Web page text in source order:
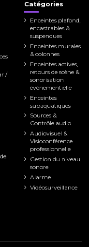
/
Catégories
Enceintes plafond,
encastrables &
suspendues
Enceintes murales
& colonnes
Enceintes actives,
retours de scène &
sonorisation
événementielle
Enceintes
subaquatiques
Sources &
Contrôle audio
Audiovisuel &
Visioconférence
professionnelle
Gestion du niveau
sonore
Alarme
Vidéosurveillance